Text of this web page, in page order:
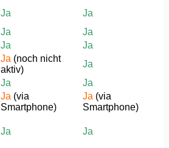
Ja
Ja
Ja
Ja
Ja
Ja
Ja (noch nicht
aktiv)
Ja
Ja
Ja
Ja (via
Smartphone)
Ja (via
Smartphone)
Ja Ja